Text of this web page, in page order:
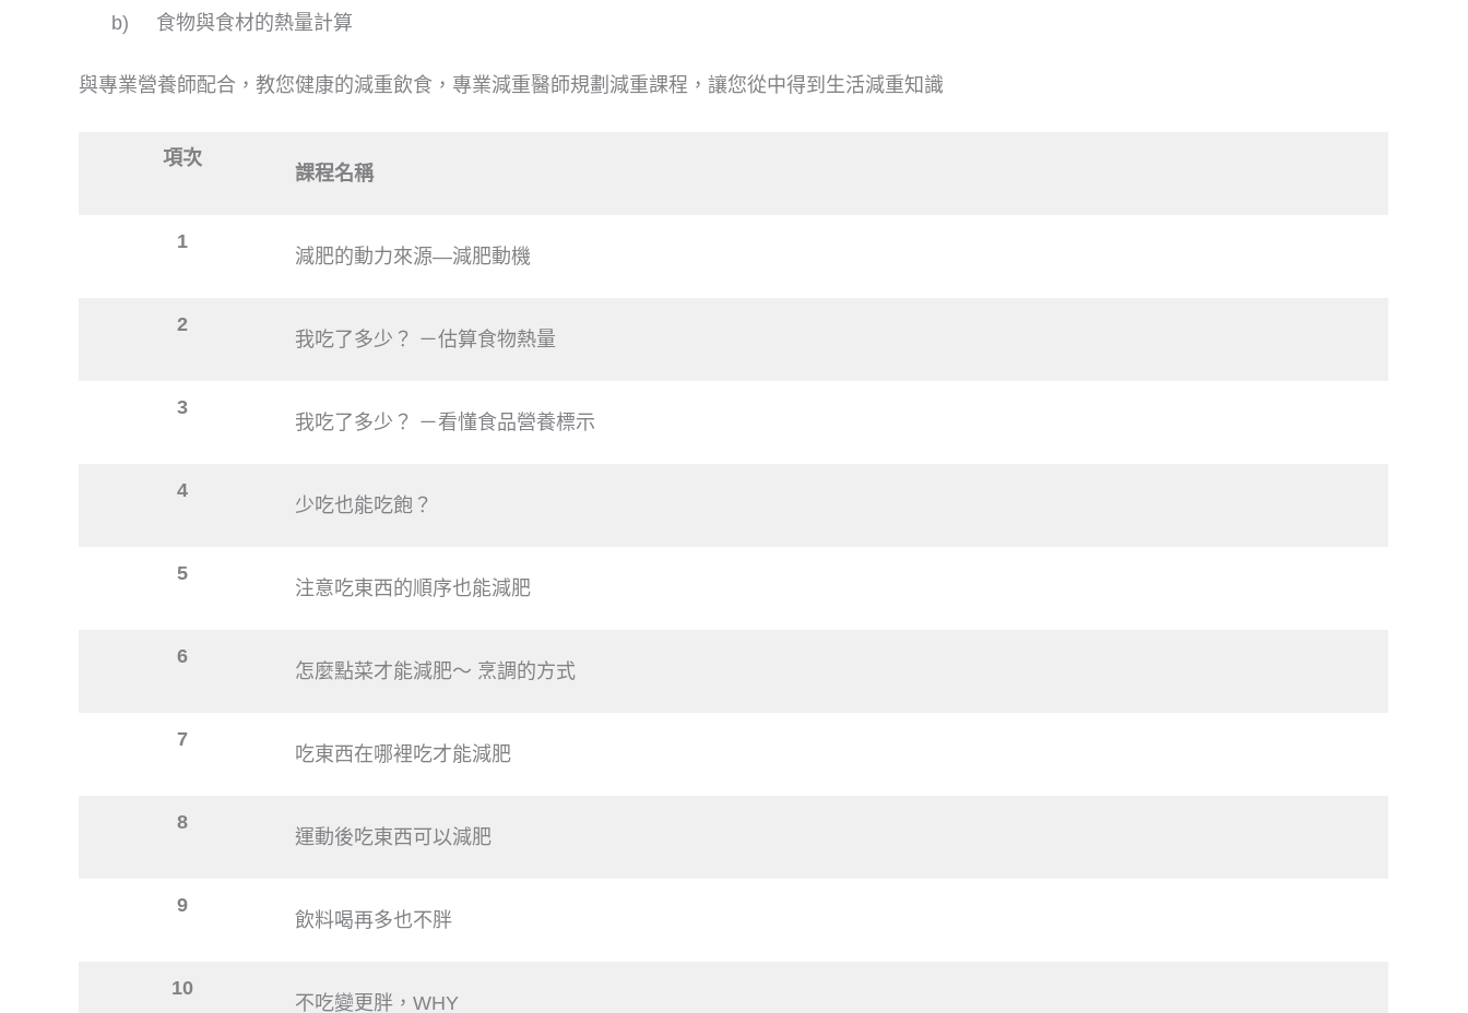
b) 食物與食材的熱量計算
與專業營養師配合，教您健康的減重飲食，專業減重醫師規劃減重課程，讓您從中得到生活減重知識
項次
課程名稱
1
減肥的動力來源—減肥動機
2
我吃了多少？ －估算食物熱量
3
我吃了多少？ －看懂食品營養標示
4
少吃也能吃飽？
5
注意吃東西的順序也能減肥
6
怎麼點菜才能減肥～ 烹調的方式
7
吃東西在哪裡吃才能減肥
8
運動後吃東西可以減肥
9
飲料喝再多也不胖
10
不吃變更胖，WHY